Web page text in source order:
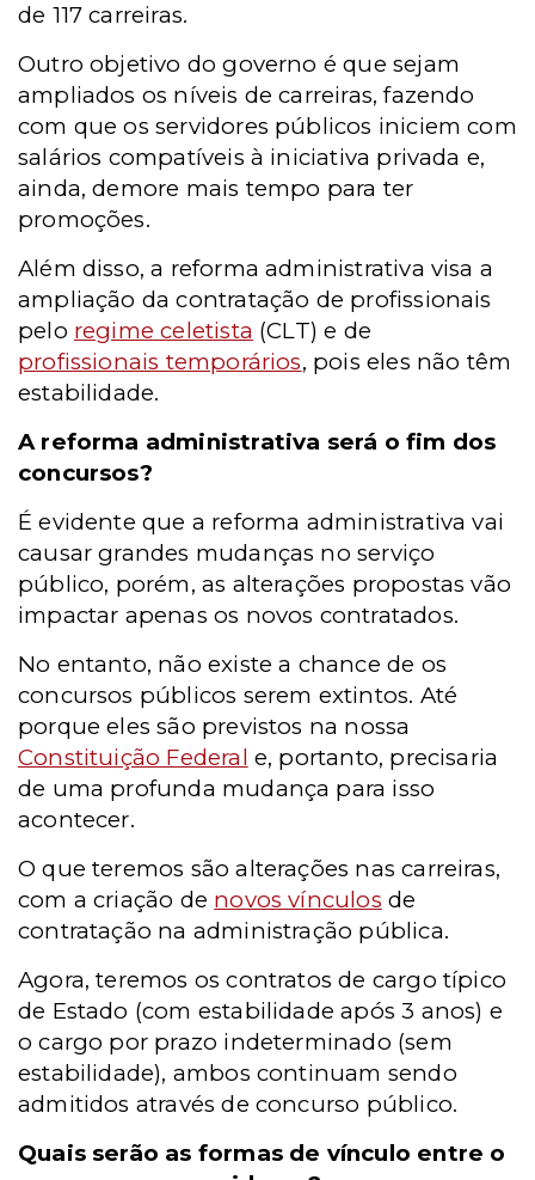
de 117 carreiras.
Outro objetivo do governo é que sejam
ampliados os níveis de carreiras, fazendo
com que os servidores públicos iniciem com
salários compatíveis à iniciativa privada e,
ainda, demore mais tempo para ter
promoções.
Além disso, a reforma administrativa visa a
ampliação da contratação de profissionais
pelo regime celetista (CLT) e de
profissionais temporários, pois eles não têm
estabilidade.
A reforma administrativa será o fim dos
concursos?
É evidente que a reforma administrativa vai
causar grandes mudanças no serviço
público, porém, as alterações propostas vão
impactar apenas os novos contratados.
No entanto, não existe a chance de os
concursos públicos serem extintos. Até
porque eles são previstos na nossa
Constituição Federal e, portanto, precisaria
de uma profunda mudança para isso
acontecer.
O que teremos são alterações nas carreiras,
com a criação de novos vínculos de
contratação na administração pública.
Agora, teremos os contratos de cargo típico
de Estado (com estabilidade após 3 anos) e
o cargo por prazo indeterminado (sem
estabilidade), ambos continuam sendo
admitidos através de concurso público.
Quais serão as formas de vínculo entre o